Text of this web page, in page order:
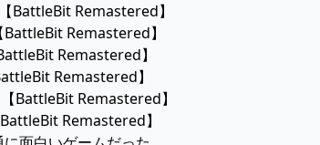
BattleBit Remastered】
Remastered】
Remastered】
Remastered】
BattleBit Remastered】
Remastered】